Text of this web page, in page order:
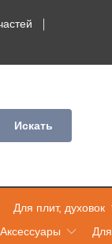
Искать
Для плит, духовок
Аксессуары